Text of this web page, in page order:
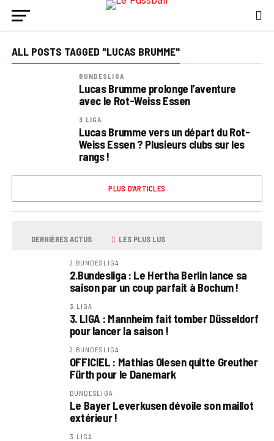
ALL POSTS TAGGED "LUCAS BRUMME"
BUNDESLIGA
Lucas Brumme prolonge l’aventure
avec le Rot-Weiss Essen
3.LIGA
Lucas Brumme vers un départ du Rot-
Weiss Essen ? Plusieurs clubs sur les
rangs !
PLUS D’ARTICLES
DERNIÈRES ACTUS LES PLUS LUS
2.BUNDESLIGA
2.Bundesliga : Le Hertha Berlin lance sa
saison par un coup parfait à Bochum !
3.LIGA
3. LIGA : Mannheim fait tomber Düsseldorf
pour lancer la saison !
2.BUNDESLIGA
OFFICIEL : Mathias Olesen quitte Greuther
Fürth pour le Danemark
BUNDESLIGA
Le Bayer Leverkusen dévoile son maillot
extérieur !
3.LIGA